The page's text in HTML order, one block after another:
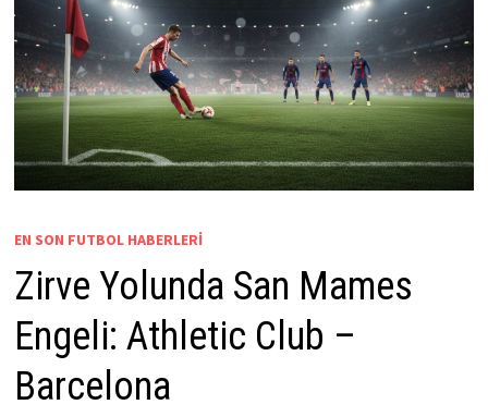
EN SON FUTBOL HABERLERI
Zirve Yolunda San Mames
Engeli: Athletic Club –
Barcelona